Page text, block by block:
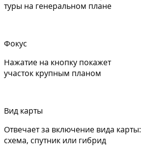
туры на генеральном плане
Фокус
Нажатие на кнопку покажет
участок крупным планом
Вид карты
Отвечает за включение вида карты:
схема, спутник или гибрид